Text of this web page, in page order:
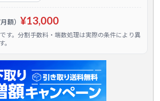
額） ¥13,000
す。分割手数料・端数処理は実際の条件により異
。